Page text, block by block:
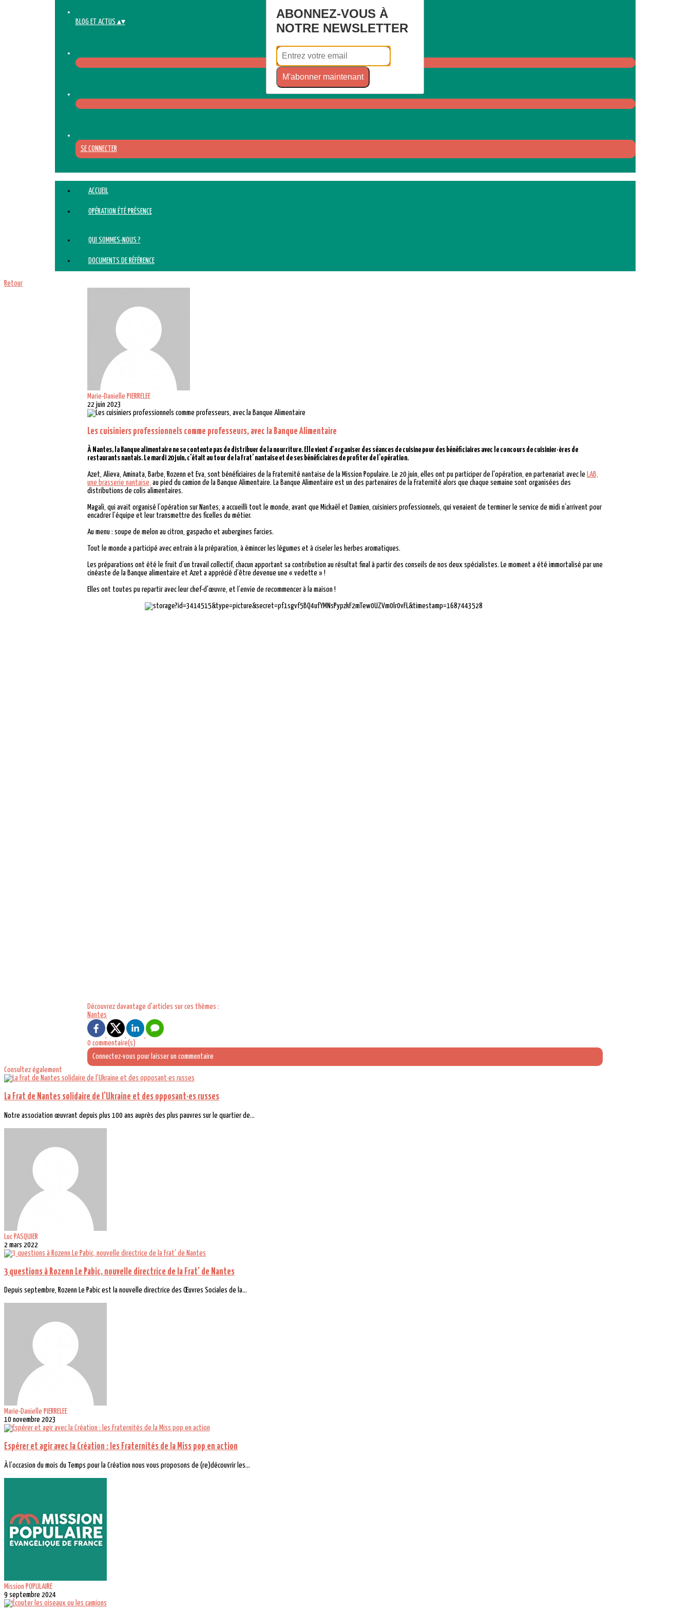
BLOG ET ACTUS ▴▾
SE CONNECTER
ACCUEIL
OPÉRATION ÉTÉ PRÉSENCE
QUI SOMMES-NOUS ?
DOCUMENTS DE RÉFÉRENCE
Retour
Marie-Danielle PIERRELEE
22 juin 2023
Les cuisiniers professionnels comme professeurs, avec la Banque Alimentaire
À Nantes, la Banque alimentaire ne se contente pas de distribuer de la nourriture. Elle vient d'organiser des séances de cuisine pour des bénéficiaires avec le concours de cuisinier·ères de
restaurants nantais. Le mardi 20 juin, c’était au tour de la Frat’ nantaise et de ses bénéficiaires de profiter de l’opération.
Azet, Alieva, Aminata, Barbe, Rozenn et Eva, sont bénéficiaires de la Fraternité nantaise de la Mission Populaire. Le 20 juin, elles ont pu participer de l'opération, en partenariat avec le LAB,
une brasserie nantaise, au pied du camion de la Banque Alimentaire. La Banque Alimentaire est un des partenaires de la Fraternité alors que chaque semaine sont organisées des
distributions de colis alimentaires.
Magali, qui avait organisé l’opération sur Nantes, a accueilli tout le monde, avant que Mickaël et Damien, cuisiniers professionnels, qui venaient de terminer le service de midi n’arrivent pour
encadrer l’équipe et leur transmettre des ficelles du métier.
Au menu : soupe de melon au citron, gaspacho et aubergines farcies.
Tout le monde a participé avec entrain à la préparation, à émincer les légumes et à ciseler les herbes aromatiques.
Les préparations ont été le fruit d’un travail collectif, chacun apportant sa contribution au résultat final à partir des conseils de nos deux spécialistes. Le moment a été immortalisé par une
cinéaste de la Banque alimentaire et Azet a apprécié d’être devenue une « vedette » !
Elles ont toutes pu repartir avec leur chef-d'œuvre, et l’envie de recommencer à la maison !
Découvrez davantage d'articles sur ces thèmes :
Nantes
0 commentaire(s)
Connectez-vous pour laisser un commentaire
Consultez également
La Frat de Nantes solidaire de l'Ukraine et des opposant·es russes
Notre association œuvrant depuis plus 100 ans auprès des plus pauvres sur le quartier de...
Luc PASQUIER
2 mars 2022
3 questions à Rozenn Le Pabic, nouvelle directrice de la Frat' de Nantes
Depuis septembre, Rozenn Le Pabic est la nouvelle directrice des Œuvres Sociales de la...
Marie-Danielle PIERRELEE
10 novembre 2023
Espérer et agir avec la Création : les Fraternités de la Miss pop en action
À l’occasion du mois du Temps pour la Création nous vous proposons de (re)découvrir les...
Mission POPULAIRE
9 septembre 2024
ABONNEZ-VOUS À
NOTRE NEWSLETTER
M'abonner maintenant